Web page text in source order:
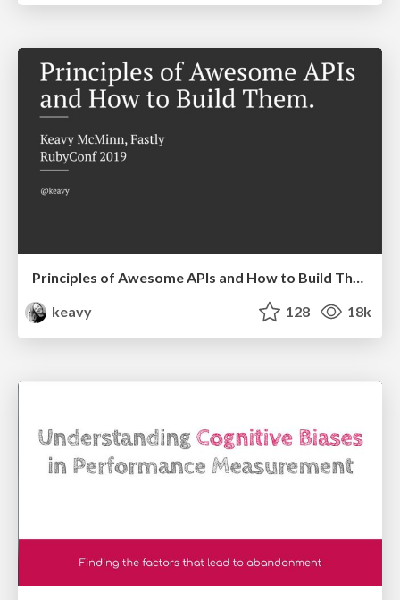
Principles of Awesome APIs and How to Build Them.
keavy
128 18k